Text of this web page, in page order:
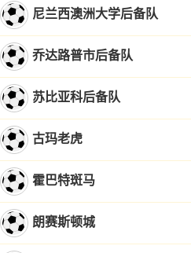
尼兰西澳洲大学后备队
乔达路普市后备队
苏比亚科后备队
古玛老虎
霍巴特斑马
朗赛斯顿城